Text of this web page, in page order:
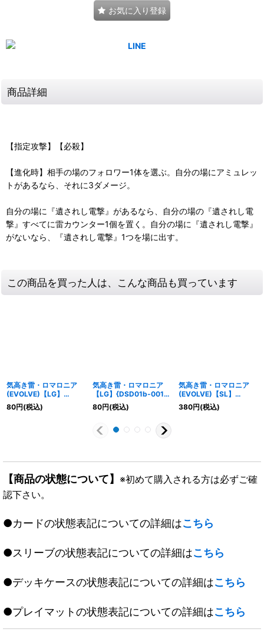
お気に入り登録
商品詳細
【指定攻撃】【必殺】
【進化時】相手の場のフォロワー1体を選ぶ。自分の場にアミュレッ
トがあるなら、それに3ダメージ。
自分の場に『遺されし電撃』があるなら、自分の場の『遺されし電
撃』すべてに雷カウンター1個を置く。自分の場に『遺されし電撃』
がないなら、『遺されし電撃』1つを場に出す。
この商品を買った人は、こんな商品も買っています
気高き雷・ロマロニア
(EVOLVE)【LG】
{DSD01b-002}《ドラ
ゴン》
80円(税込)
気高き雷・ロマロニア
【LG】{DSD01b-001}
《ドラゴン》
80円(税込)
気高き雷・ロマロニア
(EVOLVE)【SL】
{DSD01b-SL02}《ドラ
ゴン》
380円(税込)
【商品の状態について】 ※初めて購入される方は必ずご確
認下さい。
●カードの状態表記についての詳細はこちら
●スリーブの状態表記についての詳細はこちら
●デッキケースの状態表記についての詳細はこちら
●プレイマットの状態表記についての詳細はこちら